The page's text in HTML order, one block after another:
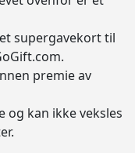
supergavekort til
premie av
og kan ikke veksles